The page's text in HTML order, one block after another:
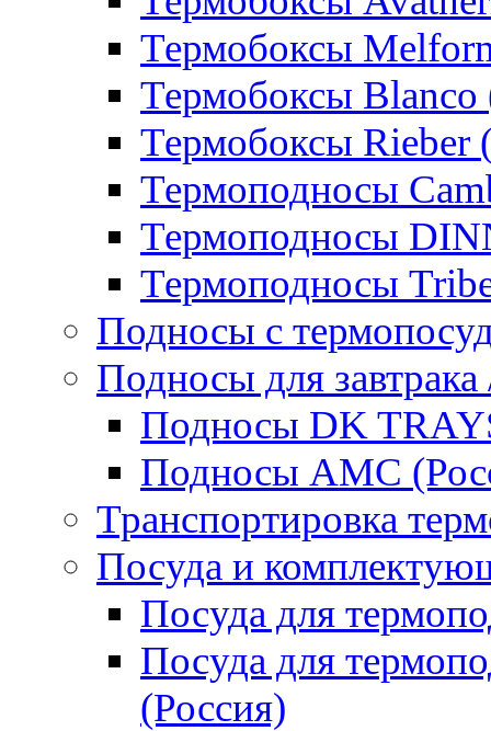
Термобоксы
Термобоксы Blanco
Термобоксы Rieber
Термоподносы
Термоподносы
Термоподносы
Подносы с
Подносы для завтрака
Подносы DK
Подносы AMC
Транспортировка
Посуда и
Посуда для
Посуда для
(Россия)